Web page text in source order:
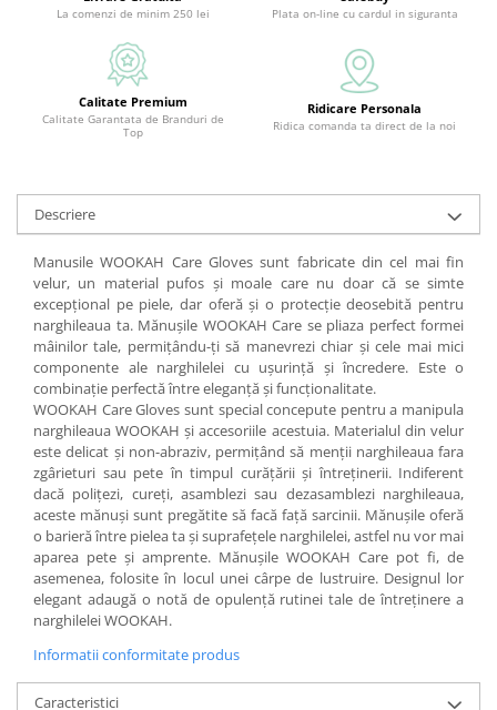
La comenzi de minim 250 lei Plata on-line cu cardul in siguranta
Calitate Premium
Calitate Garantata de Branduri de
Top
Ridicare Personala
Ridica comanda ta direct de la noi
Descriere
Manusile WOOKAH Care Gloves sunt fabricate din cel mai fin
velur, un material pufos și moale care nu doar că se simte
excepțional pe piele, dar oferă și o protecție deosebită pentru
narghileaua ta. Mănușile WOOKAH Care se pliaza perfect formei
mâinilor tale, permițându-ți să manevrezi chiar și cele mai mici
componente ale narghilelei cu ușurință și încredere. Este o
combinație perfectă între eleganță și funcționalitate.
WOOKAH Care Gloves sunt special concepute pentru a manipula
narghileaua WOOKAH și accesoriile acestuia. Materialul din velur
este delicat și non-abraziv, permițând să menții narghileaua fara
zgârieturi sau pete în timpul curățării și întreținerii. Indiferent
dacă polițezi, cureți, asamblezi sau dezasamblezi narghileaua,
aceste mănuși sunt pregătite să facă față sarcinii. Mănușile oferă
o barieră între pielea ta și suprafețele narghilelei, astfel nu vor mai
aparea pete și amprente. Mănușile WOOKAH Care pot fi, de
asemenea, folosite în locul unei cârpe de lustruire. Designul lor
elegant adaugă o notă de opulență rutinei tale de întreținere a
narghilelei WOOKAH.
Informatii conformitate produs
Caracteristici